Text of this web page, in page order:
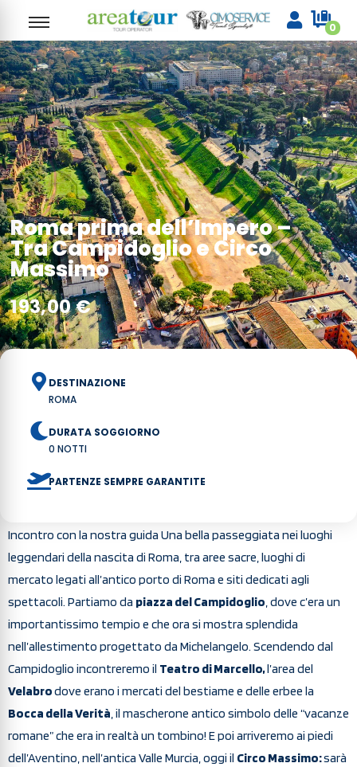
0
Roma prima dell’Impero –
Tra Campidoglio e Circo
Massimo
193,00€
DESTINAZIONE
ROMA
DURATA SOGGIORNO
0 NOTTI
PARTENZE SEMPRE GARANTITE
Incontro con la nostra guida Una bella passeggiata nei luoghi
leggendari della nascita di Roma, tra aree sacre, luoghi di
mercato legati all’antico porto di Roma e siti dedicati agli
spettacoli. Partiamo da piazza del Campidoglio, dove c’era un
importantissimo tempio e che ora si mostra splendida
nell’allestimento progettato da Michelangelo. Scendendo dal
Campidoglio incontreremo il Teatro di Marcello,l’area del
Velabrodove erano i mercati del bestiame e delle erbee la
Bocca della Verità, il mascherone antico simbolo delle “vacanze
romane” che era in realtà un tombino! E poi arriveremo ai piedi
dell’Aventino, nell’antica Valle Murcia, oggi il Circo Massimo:sarà